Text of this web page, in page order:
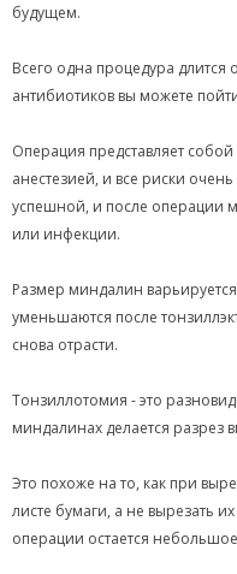
будущем.
Всего одна процедура
антибиотиков вы можете
Операция представляет
анестезией, и все риски
успешной, и после операции
или инфекции.
Размер миндалин
уменьшаются после
снова отрасти.
Тонзиллотомия - это
миндалинах делается разрез
Это похоже на то, как при
листе бумаги, а не вырезать
операции остается